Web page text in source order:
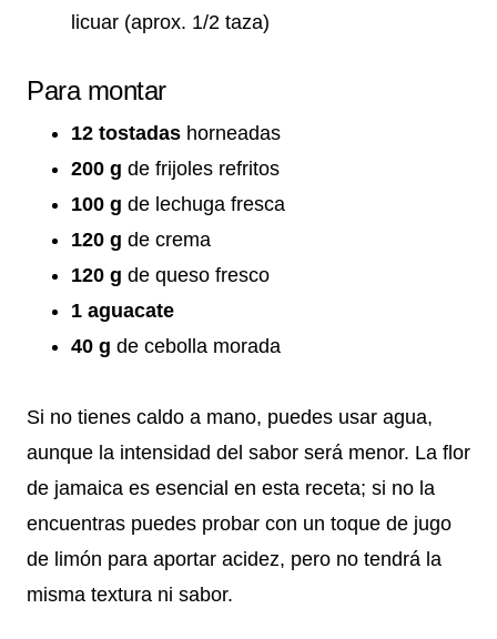
licuar (aprox. 1/2 taza)
Para montar
12 tostadas horneadas
200 g de frijoles refritos
100 g de lechuga fresca
120 g de crema
120 g de queso fresco
1 aguacate
40 g de cebolla morada
Si no tienes caldo a mano, puedes usar agua,
aunque la intensidad del sabor será menor. La flor
de jamaica es esencial en esta receta; si no la
encuentras puedes probar con un toque de jugo
de limón para aportar acidez, pero no tendrá la
misma textura ni sabor.